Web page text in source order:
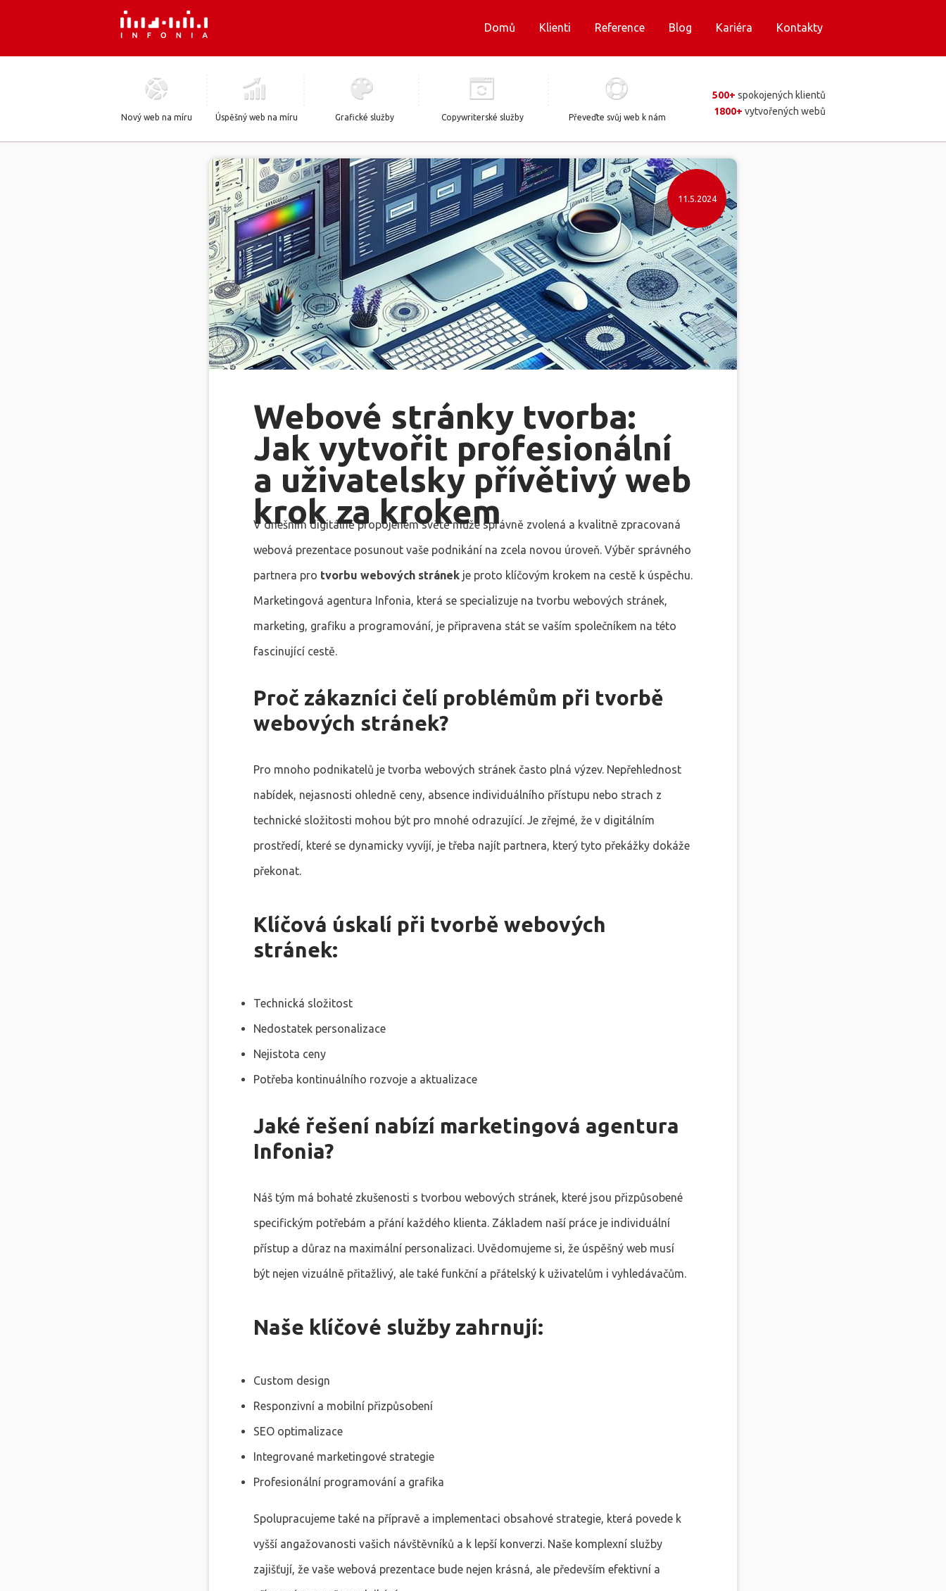
Webové stránky tvorba:
Jak vytvořit profesionální
a uživatelsky přívětivý web
krok za krokem
11.5.2024
V dnešním digitálně propojeném světě může správně zvolená a kvalitně zpracovaná
webová prezentace posunout vaše podnikání na zcela novou úroveň. Výběr správného
partnera pro tvorbu webových stránek je proto klíčovým krokem na cestě k úspěchu.
Marketingová agentura Infonia, která se specializuje na tvorbu webových stránek,
marketing, grafiku a programování, je připravena stát se vaším společníkem na této
fascinující cestě.
Proč zákazníci čelí problémům při tvorbě
webových stránek?
Pro mnoho podnikatelů je tvorba webových stránek často plná výzev. Nepřehlednost
nabídek, nejasnosti ohledně ceny, absence individuálního přístupu nebo strach z
technické složitosti mohou být pro mnohé odrazující. Je zřejmé, že v digitálním
prostředí, které se dynamicky vyvíjí, je třeba najít partnera, který tyto překážky dokáže
překonat.
Klíčová úskalí při tvorbě webových
stránek:
Technická složitost
Nedostatek personalizace
Nejistota ceny
Potřeba kontinuálního rozvoje a aktualizace
Jaké řešení nabízí marketingová agentura
Infonia?
Náš tým má bohaté zkušenosti s tvorbou webových stránek, které jsou přizpůsobené
specifickým potřebám a přání každého klienta. Základem naší práce je individuální
přístup a důraz na maximální personalizaci. Uvědomujeme si, že úspěšný web musí
být nejen vizuálně přitažlivý, ale také funkční a přátelský k uživatelům i vyhledávačům.
Naše klíčové služby zahrnují:
Custom design
Responzivní a mobilní přizpůsobení
SEO optimalizace
Integrované marketingové strategie
Profesionální programování a grafika
Spolupracujeme také na přípravě a implementaci obsahové strategie, která povede k
vyšší angažovanosti vašich návštěvníků a k lepší konverzi. Naše komplexní služby
zajišťují, že vaše webová prezentace bude nejen krásná, ale především efektivní a
Nový web na míru Úspěšný web na míru Grafické služby Copywriterské služby Převeďte svůj web k nám
500+ spokojených klientů
1800+ vytvořených webů
Domů Klienti Reference Blog Kariéra Kontakty